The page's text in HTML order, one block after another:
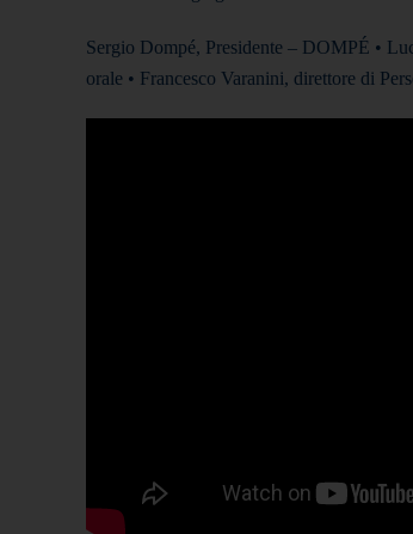
Sergio Dompé, Presidente – DOMPÉ •
orale • Francesco Varanini, direttore di